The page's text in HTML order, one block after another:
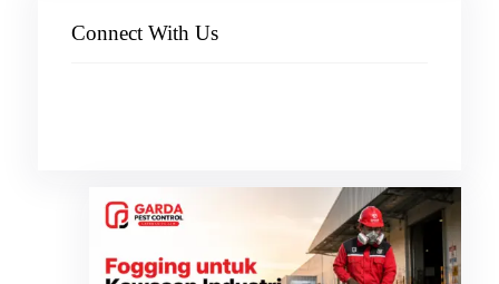
Connect With Us